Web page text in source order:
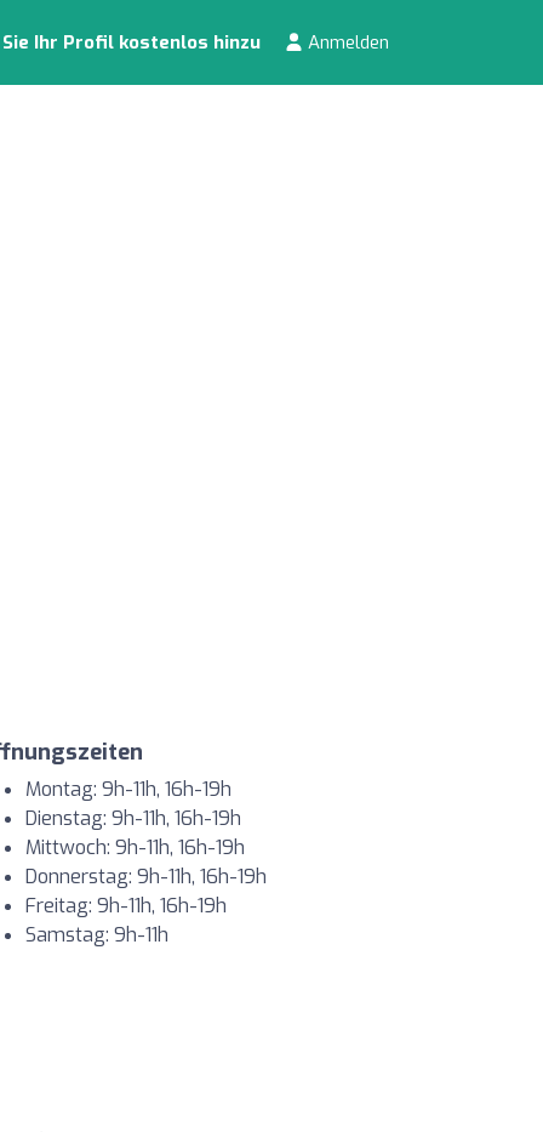
Sie Ihr Profil kostenlos hinzu Anmelden
Montag: 9h-11h, 16h-19h
Dienstag: 9h-11h, 16h-19h
Mittwoch: 9h-11h, 16h-19h
Donnerstag: 9h-11h, 16h-19h
Freitag: 9h-11h, 16h-19h
Samstag: 9h-11h